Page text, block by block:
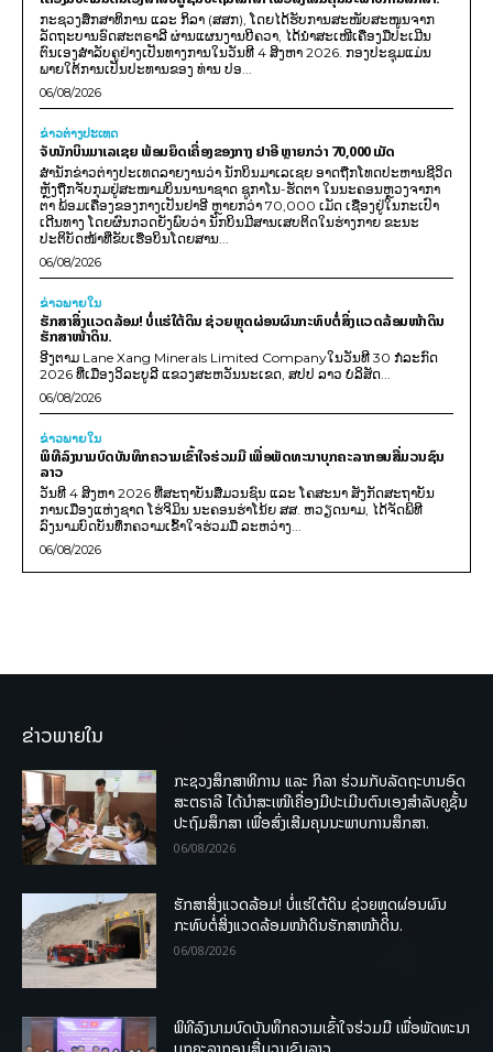
ກະຊວງສຶກສາທິການ ແລະ ກິລາ (ສສກ), ໂດຍໄດ້ຮັບການສະໜັບສະໜູນຈາກ
ລັດຖະບານອົດສະຕຣາລີ ຜ່ານແຜນງານບີຄວາ, ໄດ້ນຳສະເໜີເຄື່ອງມືປະເມີນ
ຕົນເອງສຳລັບຄູຢ່າງເປັນທາງການໃນວັນທີ 4 ສິງຫາ 2026. ກອງປະຊຸມແມ່ນ
ພາຍໃຕ້ການເປັນປະທານຂອງ ທ່ານ ປອ...
06/08/2026
ຂ່າວຕ່າງປະເທດ
ຈັບນັກບິນມາເລເຊຍ ພ້ອມຍຶດເຄື່ອງຂອງກາງ ຢາອີ ຫຼາຍກວ່າ 70,000 ເມັດ
ສຳນັກຂ່າວຕ່າງປະເທດລາຍງານວ່າ ນັກບິນມາເລເຊຍ ອາດຖືກໂທດປະຫານຊີວິດ
ຫຼັງຖືກຈັບກຸມຢູ່ສະໜາມບິນນານາຊາດ ຊູກາໂນ-ຮັດຕາ ໃນນະຄອນຫຼວງຈາກາ
ຕາ ພ້ອມເຄື່ອງຂອງກາງເປັນຢາອີ ຫຼາຍກວ່າ 70,000 ເມັດ ເຊື່ອງຢູ່ໃນກະເປົາ
ເດີນທາງ ໂດຍຜົນກວດຍັງພົບວ່າ ນັກບິນມີສານເສບຕິດໃນຮ່າງກາຍ ຂະນະ
ປະຕິບັດໜ້າທີ່ຂັບເຮືອບິນໂດຍສານ...
06/08/2026
ຂ່າວພາຍ​ໃນ
ຮັກສາສິ່ງແວດລ້ອມ! ບໍ່ແຮ່ໃຕ້ດິນ ຊ່ວຍຫຼຸດຜ່ອນຜົນກະທົບຕໍ່ສິ່ງແວດລ້ອມໜ້າດິນ
ຮັກສາໜ້າດິນ.
ອີງຕາມ Lane Xang Minerals Limited Companyໃນວັນທີ 30 ກໍລະກົດ
2026 ທີ່ເມືອງວິລະບູລີ ແຂວງສະຫວັນນະເຂດ, ສປປ ລາວ ບໍລິສັດ...
06/08/2026
ຂ່າວພາຍ​ໃນ
ພິທີລົງນາມບົດບັນທຶກຄວາມເຂົ້າໃຈຮ່ວມມື ເພື່ອພັດທະນາບຸກຄະລາກອນສື່ມວນຊົນ
ລາວ
ວັນທີ 4 ສິງຫາ 2026 ທີ່ສະຖາບັນສື່ມວນຊົນ ແລະ ໂຄສະນາ ສັງກັດສະຖາບັນ
ການເມືອງແຫ່ງຊາດ ໂຮ່ຈິມິນ ນະຄອນຮ່າໂນ້ຍ ສສ. ຫວຽດນາມ, ໄດ້ຈັດພິທີ
ລົງນາມບົດບັນທຶກຄວາມເຂົ້າໃຈຮ່ວມມື ລະຫວ່າງ...
06/08/2026
ຂ່າວພາຍໃນ
ກະຊວງສຶກສາທິການ ແລະ ກິລາ ຮ່ວມກັບລັດຖະບານອົດ
ສະຕຣາລີ ໄດ້ນຳສະເໜີເຄື່ອງມືປະເມີນຕົນເອງສຳລັບຄູຊັ້ນ
ປະຖົມສຶກສາ ເພື່ອສົ່ງເສີມຄຸນນະພາບການສຶກສາ.
06/08/2026
ຮັກສາສິ່ງແວດລ້ອມ! ບໍ່ແຮ່ໃຕ້ດິນ ຊ່ວຍຫຼຸດຜ່ອນຜົນ
ກະທົບຕໍ່ສິ່ງແວດລ້ອມໜ້າດິນຮັກສາໜ້າດິນ.
06/08/2026
ພິທີລົງນາມບົດບັນທຶກຄວາມເຂົ້າໃຈຮ່ວມມື ເພື່ອພັດທະນາ
ບຸກຄະລາກອນສື່ມວນຊົນລາວ